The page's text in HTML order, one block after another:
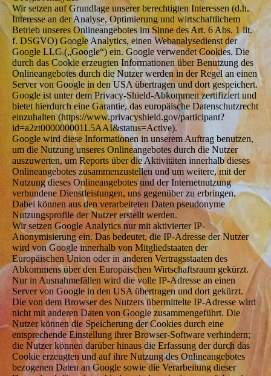
Wir setzen auf Grundlage unserer berechtigten Interessen (d.h.
Interesse an der Analyse, Optimierung und wirtschaftlichem
Betrieb unseres Onlineangebotes im Sinne des Art. 6 Abs. 1 lit.
f. DSGVO) Google Analytics, einen Webanalysedienst der
Google LLC („Google“) ein. Google verwendet Cookies. Die
durch das Cookie erzeugten Informationen über Benutzung des
Onlineangebotes durch die Nutzer werden in der Regel an einen
Server von Google in den USA übertragen und dort gespeichert.
Google ist unter dem Privacy-Shield-Abkommen zertifiziert und
bietet hierdurch eine Garantie, das europäische Datenschutzrecht
einzuhalten (https://www.privacyshield.gov/participant?
id=a2zt000000001L5AAI&status=Active).
Google wird diese Informationen in unserem Auftrag benutzen,
um die Nutzung unseres Onlineangebotes durch die Nutzer
auszuwerten, um Reports über die Aktivitäten innerhalb dieses
Onlineangebotes zusammenzustellen und um weitere, mit der
Nutzung dieses Onlineangebotes und der Internetnutzung
verbundene Dienstleistungen, uns gegenüber zu erbringen.
Dabei können aus den verarbeiteten Daten pseudonyme
Nutzungsprofile der Nutzer erstellt werden.
Wir setzen Google Analytics nur mit aktivierter IP-
Anonymisierung ein. Das bedeutet, die IP-Adresse der Nutzer
wird von Google innerhalb von Mitgliedstaaten der
Europäischen Union oder in anderen Vertragsstaaten des
Abkommens über den Europäischen Wirtschaftsraum gekürzt.
Nur in Ausnahmefällen wird die volle IP-Adresse an einen
Server von Google in den USA übertragen und dort gekürzt.
Die von dem Browser des Nutzers übermittelte IP-Adresse wird
nicht mit anderen Daten von Google zusammengeführt. Die
Nutzer können die Speicherung der Cookies durch eine
entsprechende Einstellung ihrer Browser-Software verhindern;
die Nutzer können darüber hinaus die Erfassung der durch das
Cookie erzeugten und auf ihre Nutzung des Onlineangebotes
bezogenen Daten an Google sowie die Verarbeitung dieser